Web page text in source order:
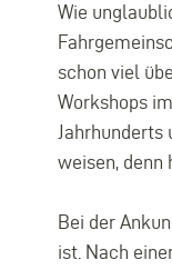
Wie
schon viel
Workshops
weisen, denn
Bei der
ist. Nach